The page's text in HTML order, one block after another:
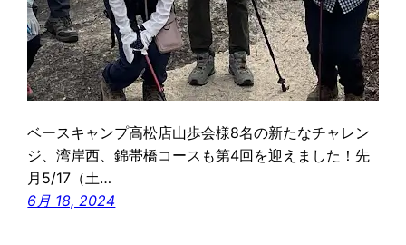
ベースキャンプ高松店山歩会様8名の新たなチャレン
ジ、湾岸西、錦帯橋コースも第4回を迎えました！先
月5/17（土…
6月 18, 2024